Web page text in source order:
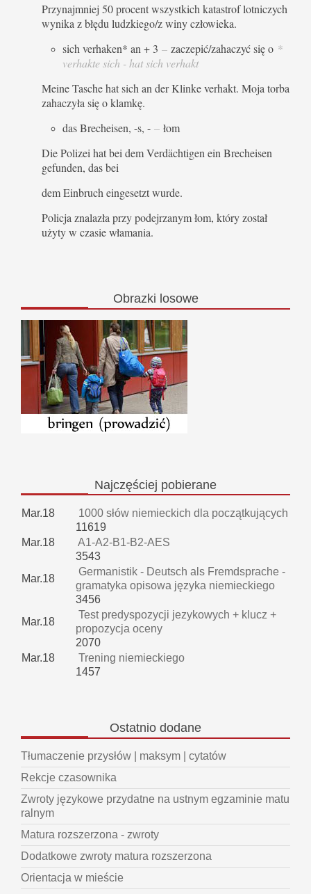
Przynajmniej 50 procent wszystkich katastrof lotniczych
wynika z błędu ludzkiego/z winy człowieka.
sich verhaken* an + 3 – zaczepić/zahaczyć się o *
verhakte sich - hat sich verhakt
Meine Tasche hat sich an der Klinke verhakt. Moja torba
zahaczyła się o klamkę.
das Brecheisen, -s, - – łom
Die Polizei hat bei dem Verdächtigen ein Brecheisen
gefunden, das bei
dem Einbruch eingesetzt wurde.
Policja znalazła przy podejrzanym łom, który został
użyty w czasie włamania.
Obrazki losowe
Najczęściej pobierane
Mar.18
1000 słów niemieckich dla początkujących
11619
Mar.18
A1-A2-B1-B2-AES
3543
Mar.18
Germanistik - Deutsch als Fremdsprache -
gramatyka opisowa języka niemieckiego
3456
Mar.18
Test predyspozycji jezykowych + klucz +
propozycja oceny
2070
Mar.18
Trening niemieckiego
1457
Ostatnio dodane
Tłumaczenie przysłów | maksym | cytatów
Rekcje czasownika
Zwroty językowe przydatne na ustnym egzaminie matu
ralnym
Matura rozszerzona - zwroty
Dodatkowe zwroty matura rozszerzona
Orientacja w mieście